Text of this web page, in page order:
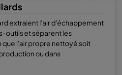
extraient l'air d'échappement
outils et séparent les
que l'air propre nettoyé soit
ou dans